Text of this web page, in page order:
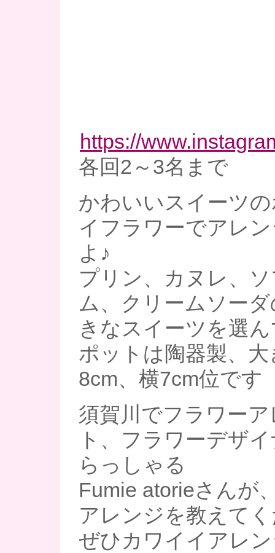
https://
各回2～3名まで
かわいいスイーツ
イフラワーでアレ
よ♪
プリン、カヌレ、
ム、クリームソー
きなスイーツを選
ポットは陶器製、
8cm、横7cm位です
須賀川でフラワー
ト、フラワーデザ
らっしゃる
Fumie atorieさんが
アレンジを教えて
ぜひカワイイアレ